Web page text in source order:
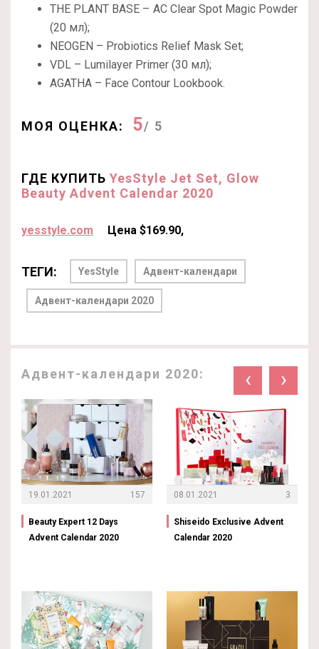
THE PLANT BASE – AC Clear Spot Magic Powder
(20 мл);
NEOGEN – Probiotics Relief Mask Set;
VDL – Lumilayer Primer (30 мл);
AGATHA – Face Contour Lookbook.
МОЯ ОЦЕНКА: 5/ 5
ГДЕ КУПИТЬ YesStyle Jet Set, Glow
Beauty Advent Calendar 2020
yesstyle.com Цена $169.90,
ТЕГИ: YesStyle Адвент-календари
Адвент-календари 2020
Адвент-календари 2020: ‹ ›
19.01.2021 157
Beauty Expert 12 Days
Advent Calendar 2020
08.01.2021 3
Shiseido Exclusive Advent
Calendar 2020